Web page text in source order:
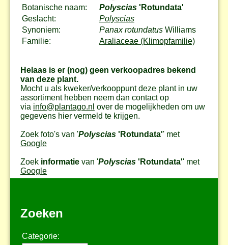
Botanische naam: Polyscias 'Rotundata'
Geslacht:
Polyscias
Synoniem:
Panax rotundatus Williams
Familie:
Araliaceae (Klimopfamilie)
Helaas is er (nog) geen verkoopadres bekend
van deze plant.
Mocht u als kweker/verkooppunt deze plant in uw
assortiment hebben neem dan contact op
via info@plantago.nl over de mogelijkheden om uw
gegevens hier vermeld te krijgen.
Zoek foto's van 'Polyscias 'Rotundata'' met
Google
Zoek informatie van 'Polyscias 'Rotundata'' met
Google
Zoeken
Categorie: